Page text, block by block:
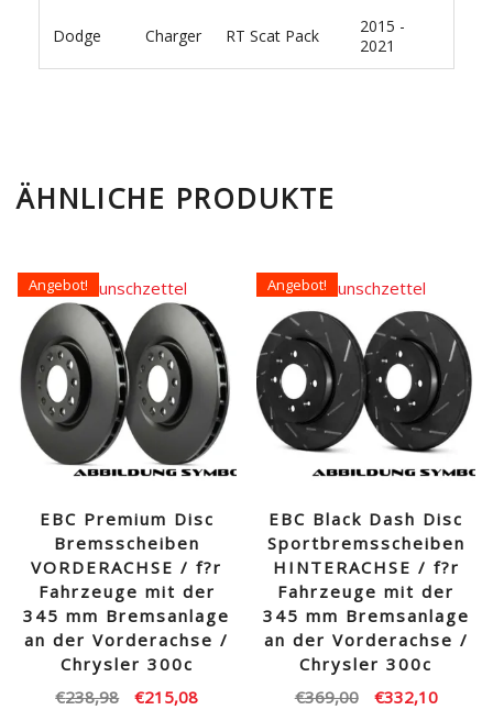
Dodge Charger RT Scat Pack
2015 -
2021
ÄHNLICHE PRODUKTE
Angebot!
EBC Premium Disc
Bremsscheiben
VORDERACHSE / f?r
Fahrzeuge mit der
345 mm Bremsanlage
an der Vorderachse /
Chrysler 300c
€238,98
Ursprünglicher
€215,08Aktueller
Auf den Wunschzettel Angebot!
EBC Black Dash Disc
Sportbremsscheiben
HINTERACHSE / f?r
Fahrzeuge mit der
345 mm Bremsanlage
an der Vorderachse /
Chrysler 300c
€369,00
Ursprünglicher
€332,10
Auf den Wunschzettel